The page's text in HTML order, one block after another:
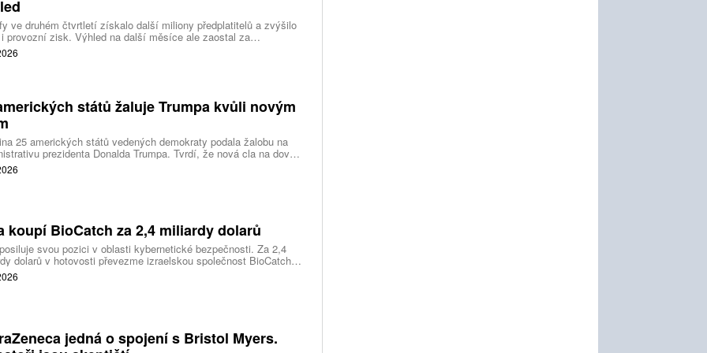
ve druhém čtvrtletí získalo další miliony předplatitelů a zvýšilo
provozní zisk. Výhled na další měsíce ale zaostal za
a ukázal, že další růst bude vyžadovat vyšší výdaje na
nové služby a umělou inteligenci.
států žaluje Trumpa kvůli novým
25 amerických států vedených demokraty podala žalobu na
prezidenta Donalda Trumpa. Tvrdí, že nová cla na dovoz
zemí překračují pravomoci prezidenta a obcházejí předchozí
amerických soudů.
koupí BioCatch za 2,4 miliardy dolarů
svou pozici v oblasti kybernetické bezpečnosti. Za 2,4
dolarů v hotovosti převezme izraelskou společnost BioCatch,
bankám odhalovat podvody podle chování uživatelů při
internetovým bankovnictvím.
jedná o spojení s Bristol Myers.